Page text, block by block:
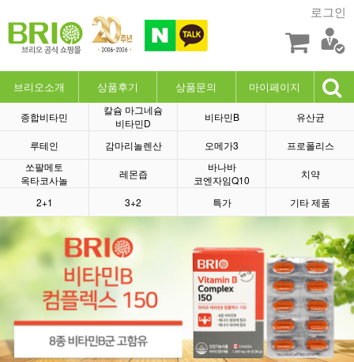
로그인
브리오소개 상품후기 상품문의 마이페이지
종합비타민
칼슘 마그네슘
비타민D
비타민B 유산균
루테인 감마리놀렌산 오메가3
프로폴리스
쏘팔메토
옥타코사놀
레몬즙
바나바
코엔자임Q10
치약
2+1 3+2 특가 기타 제품